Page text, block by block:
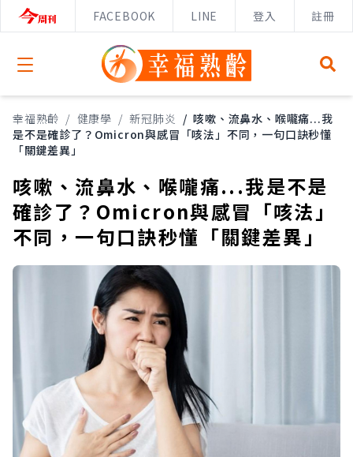
FACEBOOK LINE 登入 註冊
Open menu
幸福熟齡 / 健康學 / 新冠肺炎 / 咳嗽、流鼻水、喉嚨痛...我
是不是確診了？Omicron與感冒「咳法」不同，一句口訣秒懂
「關鍵差異」
咳嗽、流鼻水、喉嚨痛...我是不是
確診了？Omicron與感冒「咳法」
不同，一句口訣秒懂「關鍵差異」